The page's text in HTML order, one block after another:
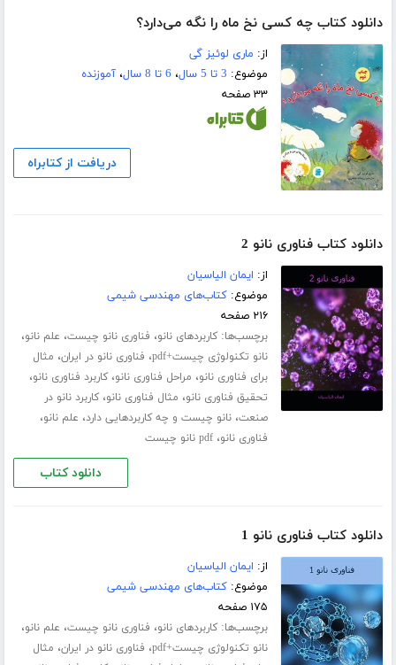
دانلود کتاب چه کسی نخ ماه را نگه می‌دارد؟
از: ماری لوئیز گی
موضوع: 3 تا 5 سال ، 6 تا 8 سال ،آموزنده
۳۳ صفحه
دریافت از کتابراه
دانلود کتاب فناوری نانو 2
از: ایمان الیاسیان
موضوع:کتاب‌های مهندسی شیمی
۲۱۶ صفحه
برچسب‌ها:کاربردهای نانو، فناوری نانو چیست، علم نانو،
نانو تکنولوژی چیست+pdf ، فناوری نانو در ایران، مثال
برای فناوری نانو، مراحل فناوری نانو،کاربرد فناوری نانو،
تحقیق فناوری نانو، مثال فناوری نانو،کاربرد نانو در
صنعت،نانو چیست و چه کاربردهایی دارد، علم نانو،
فناوری نانو،pdf نانو چیست
دانلود کتاب
دانلود کتاب فناوری نانو 1
از: ایمان الیاسیان
موضوع:کتاب‌های مهندسی شیمی
۱۷۵ صفحه
برچسب‌ها:کاربردهای نانو، فناوری نانو چیست، علم نانو،
نانو تکنولوژی چیست+pdf ، فناوری نانو در ایران، مثال